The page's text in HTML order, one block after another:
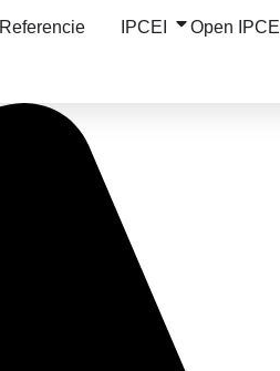
Referencie IPCEI Open IPCEI